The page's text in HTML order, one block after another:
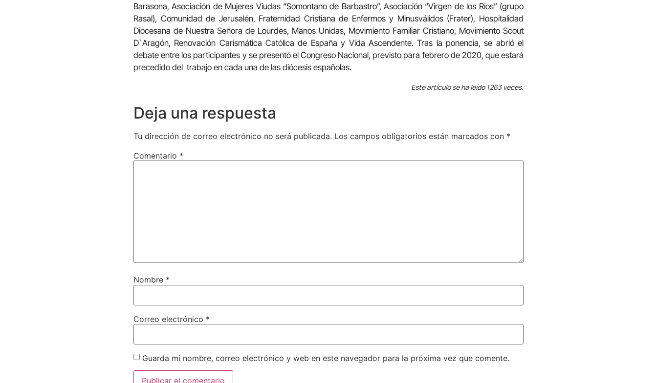
Barasona, Asociación de Mujeres Viudas “Somontano de Barbastro”, Asociación “Virgen de los Ríos” (grupo
Rasal), Comunidad de Jerusalén, Fraternidad Cristiana de Enfermos y Minusválidos (Frater), Hospitalidad
Diocesana de Nuestra Señora de Lourdes, Manos Unidas, Movimiento Familiar Cristiano, Movimiento Scout
D`Aragón, Renovación Carismática Católica de España y Vida Ascendente. Tras la ponencia, se abrió el
debate entre los participantes y se presentó el Congreso Nacional, previsto para febrero de 2020, que estará
precedido del trabajo en cada una de las diócesis españolas.
Este artículo se ha leído 1263 veces.
Deja una respuesta
Tu dirección de correo electrónico no será publicada. Los campos obligatorios están marcados con *
Comentario *
Nombre *
Correo electrónico *
Guarda mi nombre, correo electrónico y web en este navegador para la próxima vez que comente.